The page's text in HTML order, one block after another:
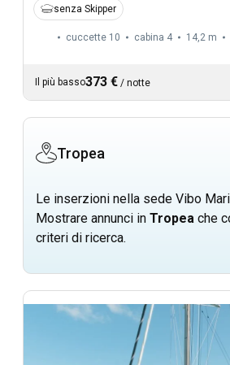
senza Skipper
cuccette 10 cabina 4 14,2 m
Il più basso373 € / notte
Tropea
Le inserzioni nella sede Vibo
Mostrare annunci in Tropea che
criteri di ricerca.